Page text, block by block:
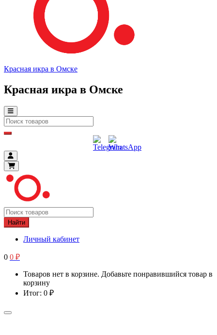
Красная икра в Омске
Красная икра в Омске
Найти
Личный кабинет
0 0 ₽
Товаров нет в корзине. Добавьте понравившийся товар в
корзину
Итог: 0 ₽